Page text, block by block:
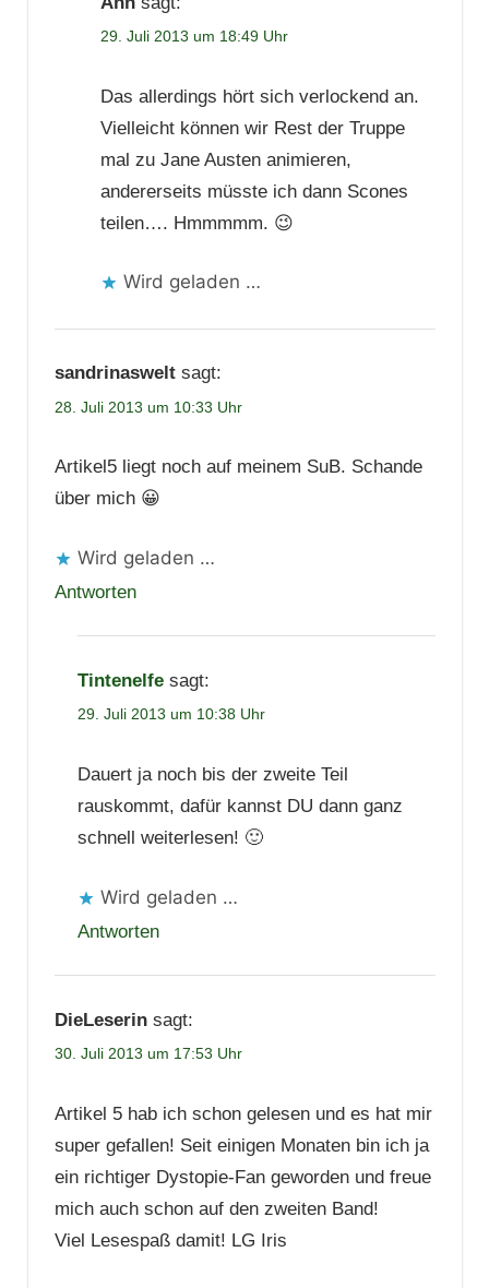
29. Juli 2013 um 18:49 Uhr
Das allerdings hört sich verlockend an.
Vielleicht können wir Rest der Truppe
mal zu Jane Austen animieren,
andererseits müsste ich dann Scones
teilen…. Hmmmmm. 😉
Wird geladen …
sandrinaswelt sagt:
28. Juli 2013 um 10:33 Uhr
Artikel5 liegt noch auf meinem SuB. Schande
über mich 😀
Wird geladen …
Antworten
Tintenelfe sagt:
29. Juli 2013 um 10:38 Uhr
Dauert ja noch bis der zweite Teil
rauskommt, dafür kannst DU dann ganz
schnell weiterlesen! 🙂
Wird geladen …
Antworten
DieLeserin sagt:
30. Juli 2013 um 17:53 Uhr
Artikel 5 hab ich schon gelesen und es hat mir
super gefallen! Seit einigen Monaten bin ich ja
ein richtiger Dystopie-Fan geworden und freue
mich auch schon auf den zweiten Band!
Viel Lesespaß damit! LG Iris